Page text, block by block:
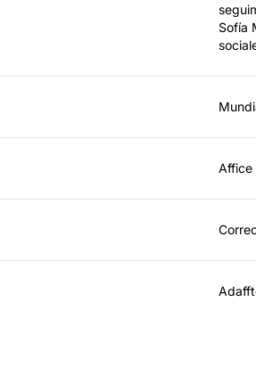
Sofía
Affice